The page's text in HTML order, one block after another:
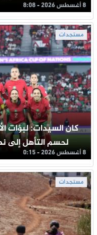
8 أغسطس 2026 - 8:08
مستجدات
كان السيدات: لبؤات
لحسم التأهل إلى
8 أغسطس 2026 - 0:15
مستجدات